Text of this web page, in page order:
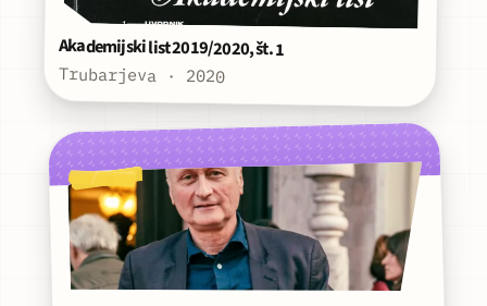
Akademijski list 2019/2020, št. 1
Trubarjeva · 2020